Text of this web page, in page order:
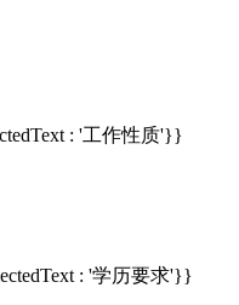
: '工作性质'}}
: '学历要求'}}